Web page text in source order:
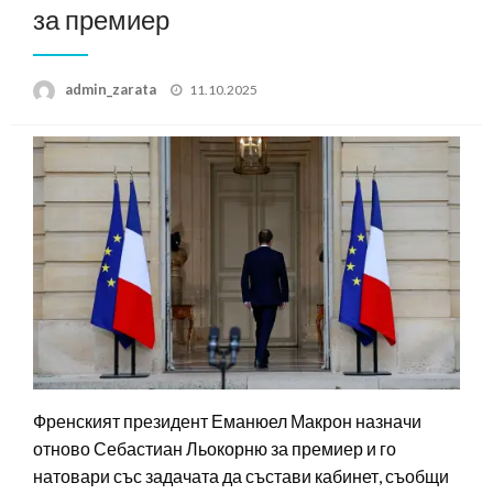
за премиер
admin_zarata
Posted
11.10.2025
Френският президент Еманюел Макрон назначи
отново Себастиан Льокорню за премиер и го
натовари със задачата да състави кабинет, съобщи